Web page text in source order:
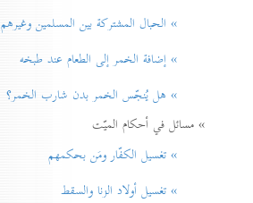
» الحبال المشتركة بين المسلمين وغيرهم
» إضافة الخمر إلی الطعام عند طبخه
» هل يُنجّس الخمر بدن شارب الخمر؟
» مسائل في أحكام الميّت
» تغسيل الكفّار ومَن بحكمهم
» تغسيل أولاد الزنا والسقط